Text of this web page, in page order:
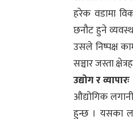
हरेक वडामा
छनौट हुने
उसले निष्पक्ष
सञ्चार जस्ता
उद्योग र व्यापारः
औद्योगिक
हुन्छ । यसका